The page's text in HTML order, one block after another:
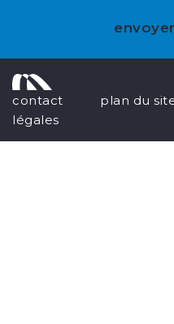
contact plan du
légales